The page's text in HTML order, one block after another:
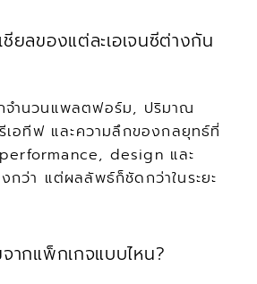
ชียลของแต่ละเอเจนซีต่างกัน
จำนวนแพลตฟอร์ม, ปริมาณ
เอทีฟ และความลึกของกลยุทธ์ที่
design และ
ว่า แต่ผลลัพธ์ก็ชัดกว่าในระยะ
ากแพ็กเกจแบบไหน?